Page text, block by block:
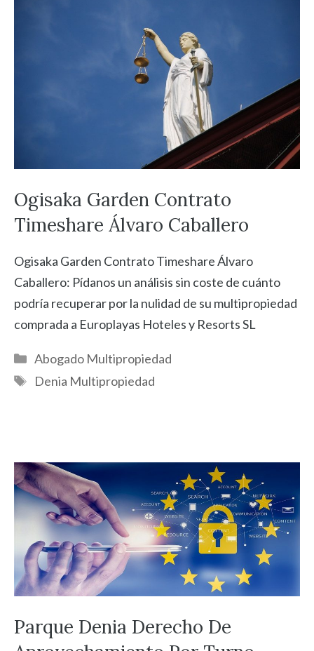
Ogisaka Garden Contrato
Timeshare Álvaro Caballero
Ogisaka Garden Contrato Timeshare Álvaro
Caballero: Pídanos un análisis sin coste de cuánto
podría recuperar por la nulidad de su multipropiedad
comprada a Europlayas Hoteles y Resorts SL
Categorías
Abogado Multipropiedad
Etiquetas
Denia Multipropiedad
Parque Denia Derecho De